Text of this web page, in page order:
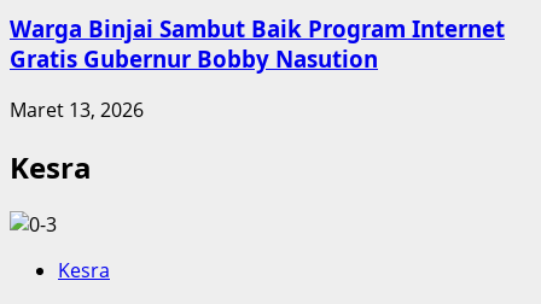
Warga Binjai Sambut Baik Program Internet
Gratis Gubernur Bobby Nasution
Maret 13, 2026
Kesra
Kesra